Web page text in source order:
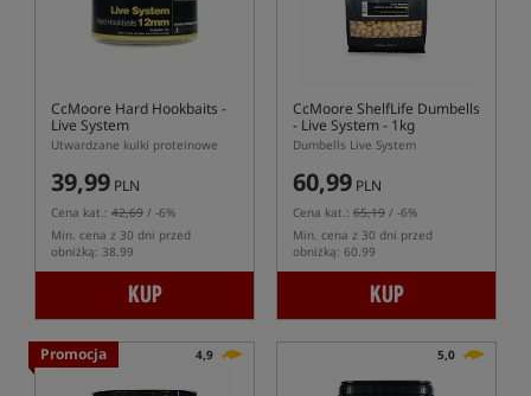
CcMoore Hard Hookbaits -
Live System
Utwardzane kulki proteinowe
39,99 PLN
Cena kat.: 42,69 / -6%
Min. cena z 30 dni przed
obniżką: 38.99
KUP
CcMoore ShelfLife Dumbells
- Live System - 1kg
Dumbells Live System
60,99 PLN
Cena kat.: 65,19 / -6%
Min. cena z 30 dni przed
obniżką: 60.99
KUP
Promocja 4,9 5,0